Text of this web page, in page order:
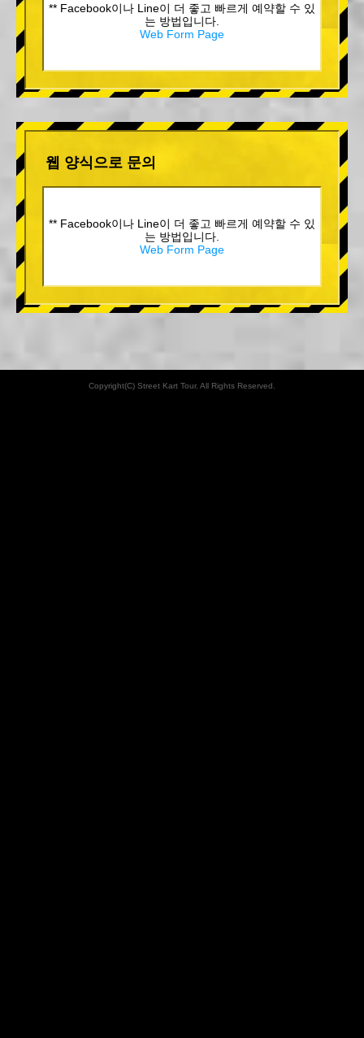
** Facebook이나 Line이 더 좋고 빠르게 예약할 수 있
는 방법입니다.
Web Form Page
웹 양식으로 문의
** Facebook이나 Line이 더 좋고 빠르게 예약할 수 있
는 방법입니다.
Web Form Page
Copyright(C) Street Kart Tour. All Rights Reserved.